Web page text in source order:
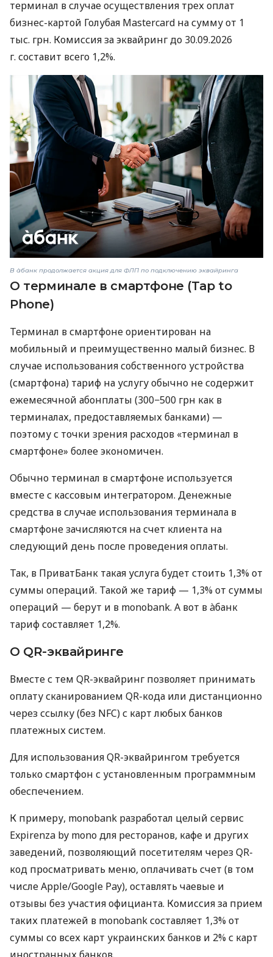
терминал в случае осуществления трех оплат
бизнес-картой Голубая Mastercard на сумму от 1
тыс. грн. Комиссия за эквайринг до 30.09.2026
г. составит всего 1,2%.
В àбанк продолжается акция для ФЛП по подключению эквайринга
О терминале в смартфоне (Tap to
Phone)
Терминал в смартфоне ориентирован на
мобильный и преимущественно малый бизнес. В
случае использования собственного устройства
(смартфона) тариф на услугу обычно не содержит
ежемесячной абонплаты (300−500 грн как в
терминалах, предоставляемых банками) —
поэтому с точки зрения расходов «терминал в
смартфоне» более экономичен.
Обычно терминал в смартфоне используется
вместе с кассовым интегратором. Денежные
средства в случае использования терминала в
смартфоне зачисляются на счет клиента на
следующий день после проведения оплаты.
Так, в ПриватБанк такая услуга будет стоить 1,3% от
суммы операций. Такой же тариф — 1,3% от суммы
операций — берут и в monobank. А вот в àбанк
тариф составляет 1,2%.
О QR-эквайринге
Вместе с тем QR-эквайринг позволяет принимать
оплату сканированием QR-кода или дистанционно
через ссылку (без NFC) с карт любых банков
платежных систем.
Для использования QR-эквайрингом требуется
только смартфон с установленным программным
обеспечением.
К примеру, monobank разработал целый сервис
Expirenza by mono для ресторанов, кафе и других
заведений, позволяющий посетителям через QR-
код просматривать меню, оплачивать счет (в том
числе Apple/Google Pay), оставлять чаевые и
отзывы без участия официанта. Комиссия за прием
таких платежей в monobank составляет 1,3% от
суммы со всех карт украинских банков и 2% с карт